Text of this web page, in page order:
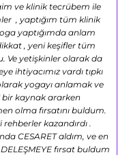
ve klinik tecrübem ile
, yaptığım tüm klinik
yaptığımda anlam
, yeni keşifler tüm
Ve yetişkinler olarak da
ihtiyacımız vardı tıpkı
yogayı anlamak ve
bir kaynak ararken
olma fırsatını buldum.
kazandırdı .
CESARET aldım, ve en
fırsat buldum